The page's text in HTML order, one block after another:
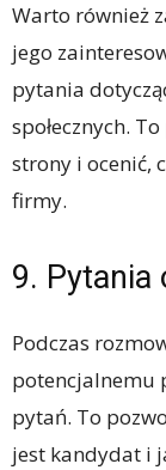
Warto również
jego
pytania
społecznych.
strony i ocenić,
firmy.
9. Pytania
Podczas
potencjalnemu
pytań. To
jest kandydat i